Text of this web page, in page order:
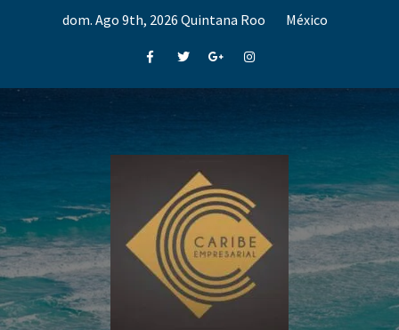
dom. Ago 9th, 2026 Quintana Roo México
FacebookTwitterGoogle+Instagram